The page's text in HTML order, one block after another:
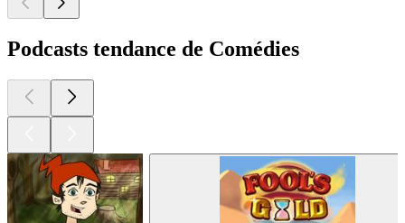
Podcasts tendance de Comédies